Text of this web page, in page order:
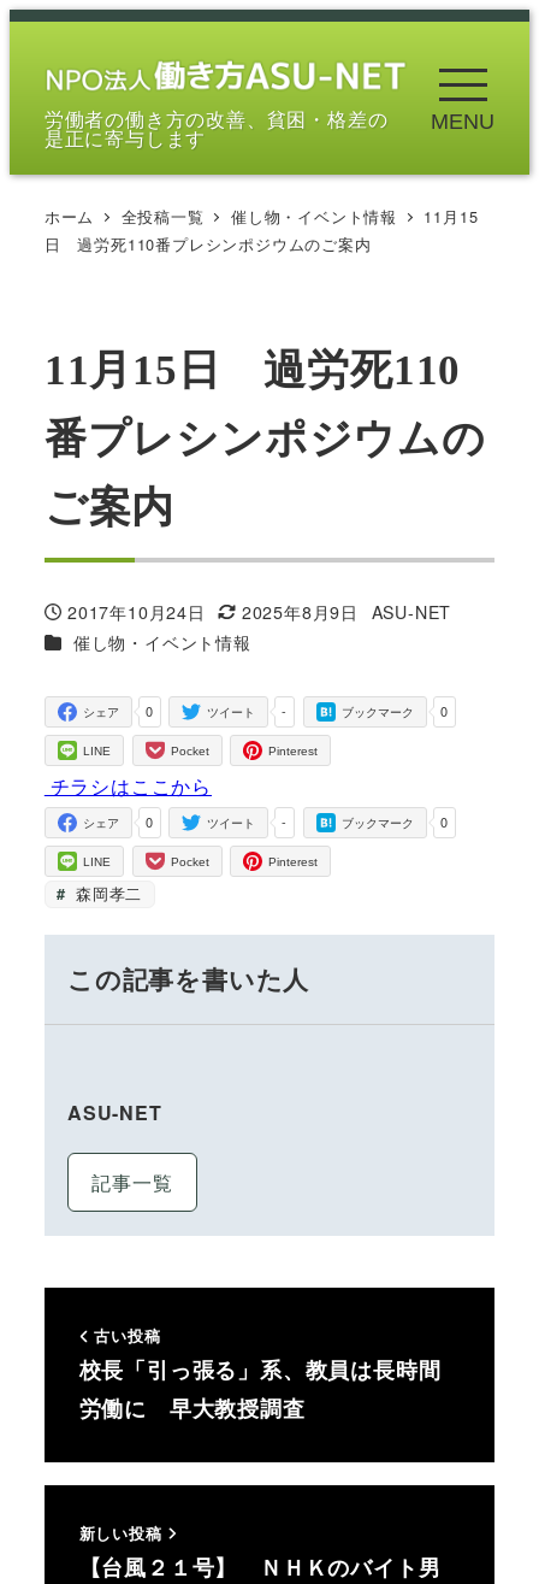
メ
労働者の働き方の改善、貧困・格差の
是正に寄与します
MENU
ホーム 全投稿一覧 催し物・イベント情報
11月15
日 過労死110番プレシンポジウムのご案内
11月15日 過労死110
番プレシンポジウムの
ご案内
投稿日
2017年10月24日
更新日
2025年8月9日
著
ASU-NET
カテゴリー
催し物・イベント情報
0
シェア -
ツイート 0
ブックマーク
LINE Pocket Pinterest
チラシはここから
0
シェア -
ツイート 0
ブックマーク
LINE Pocket Pinterest
森岡孝二
この記事を書いた人
ASU-NET
記事一覧
古い投稿
校長「引っ張る」系、教員は長時間
労働に 早大教授調査
新しい投稿
【台風２１号】 ＮＨＫのバイト男